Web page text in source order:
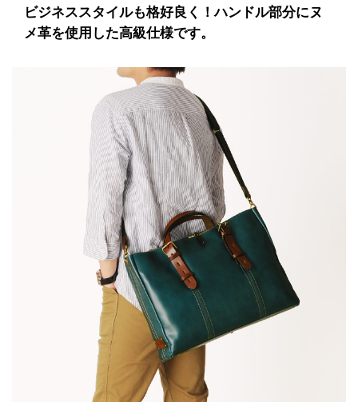
ビジネススタイルも格好良く！ハンドル部分にヌ
メ革を使用した高級仕様です。